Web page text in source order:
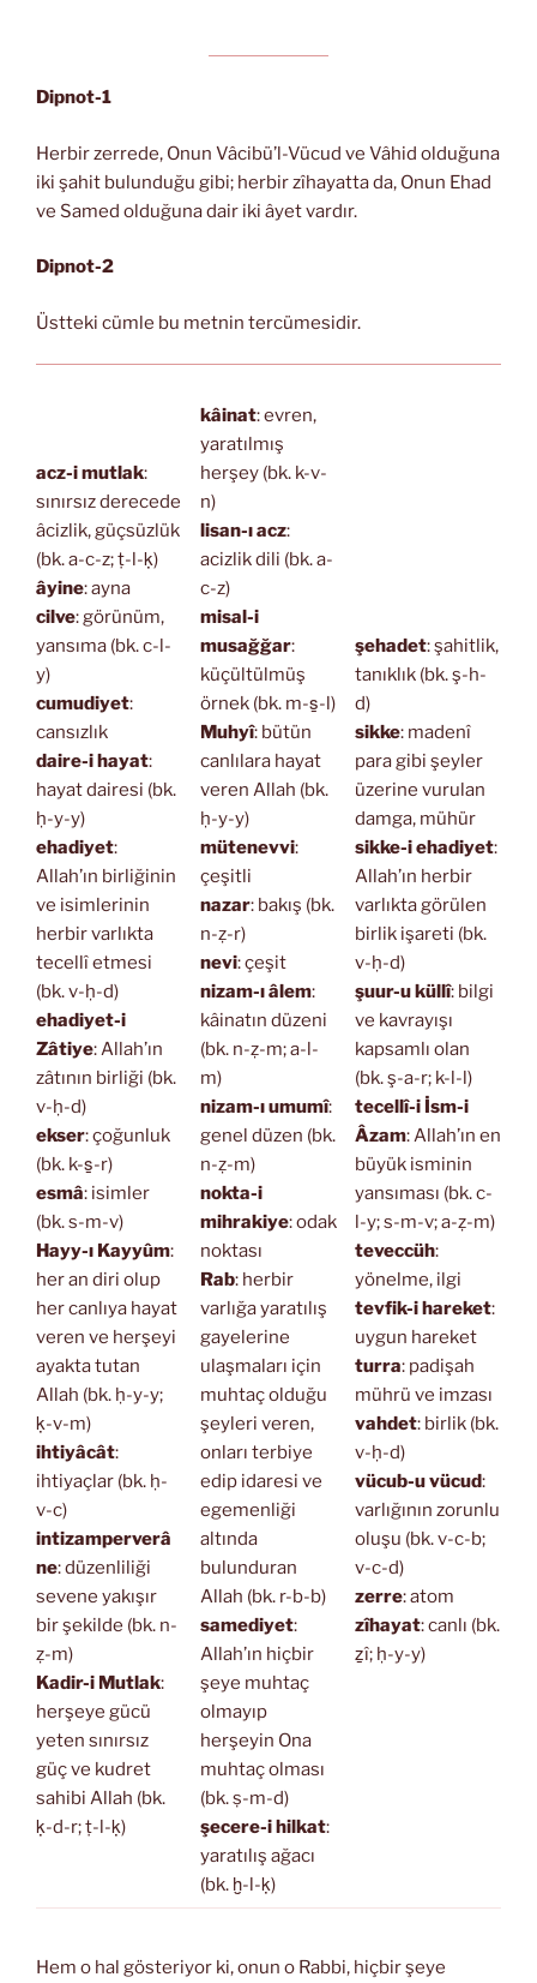
Dipnot-1
Herbir zerrede, Onun Vâcibü’l-Vücud ve Vâhid olduğuna
iki şahit bulunduğu gibi; herbir zîhayatta da, Onun Ehad
ve Samed olduğuna dair iki âyet vardır.
Dipnot-2
Üstteki cümle bu metnin tercümesidir.
acz-i mutlak:
sınırsız derecede
âcizlik, güçsüzlük
(bk. a-c-z; ṭ-l-ḳ)
âyine: ayna
cilve: görünüm,
yansıma (bk. c-l-
y)
cumudiyet:
cansızlık
daire-i hayat:
hayat dairesi (bk.
ḥ-y-y)
ehadiyet:
Allah’ın birliğinin
ve isimlerinin
herbir varlıkta
tecellî etmesi
(bk. v-ḥ-d)
ehadiyet-i
Zâtiye: Allah’ın
zâtının birliği (bk.
v-ḥ-d)
ekser: çoğunluk
(bk. k-s̱-r)
esmâ: isimler
(bk. s-m-v)
Hayy-ı Kayyûm:
her an diri olup
her canlıya hayat
veren ve herşeyi
ayakta tutan
Allah (bk. ḥ-y-y;
ḳ-v-m)
ihtiyâcât:
ihtiyaçlar (bk. ḥ-
v-c)
intizamperverâ
ne: düzenliliği
sevene yakışır
bir şekilde (bk. n-
ẓ-m)
Kadir-i Mutlak:
herşeye gücü
yeten sınırsız
güç ve kudret
sahibi Allah (bk.
ḳ-d-r; ṭ-l-ḳ)
kâinat: evren,
yaratılmış
herşey (bk. k-v-
n)
lisan-ı acz:
acizlik dili (bk. a-
c-z)
misal-i
musağğar:
küçültülmüş
örnek (bk. m-s̱-l)
Muhyî: bütün
canlılara hayat
veren Allah (bk.
ḥ-y-y)
mütenevvi:
çeşitli
nazar: bakış (bk.
n-ẓ-r)
nevi: çeşit
nizam-ı âlem:
kâinatın düzeni
(bk. n-ẓ-m; a-l-
m)
nizam-ı umumî:
genel düzen (bk.
n-ẓ-m)
nokta-i
mihrakiye: odak
noktası
Rab: herbir
varlığa yaratılış
gayelerine
ulaşmaları için
muhtaç olduğu
şeyleri veren,
onları terbiye
edip idaresi ve
egemenliği
altında
bulunduran
Allah (bk. r-b-b)
samediyet:
Allah’ın hiçbir
şeye muhtaç
olmayıp
herşeyin Ona
muhtaç olması
(bk. ṣ-m-d)
şecere-i hilkat:
yaratılış ağacı
(bk. ḫ-l-ḳ)
şehadet: şahitlik,
tanıklık (bk. ş-h-
d)
sikke: madenî
para gibi şeyler
üzerine vurulan
damga, mühür
sikke-i ehadiyet:
Allah’ın herbir
varlıkta görülen
birlik işareti (bk.
v-ḥ-d)
şuur-u küllî: bilgi
ve kavrayışı
kapsamlı olan
(bk. ş-a-r; k-l-l)
tecellî-i İsm-i
Âzam: Allah’ın en
büyük isminin
yansıması (bk. c-
l-y; s-m-v; a-ẓ-m)
teveccüh:
yönelme, ilgi
tevfik-i hareket:
uygun hareket
turra: padişah
mührü ve imzası
vahdet: birlik (bk.
v-ḥ-d)
vücub-u vücud:
varlığının zorunlu
oluşu (bk. v-c-b;
v-c-d)
zerre: atom
zîhayat: canlı (bk.
ẕî; ḥ-y-y)
Hem o hal gösteriyor ki, onun o Rabbi, hiçbir şeye